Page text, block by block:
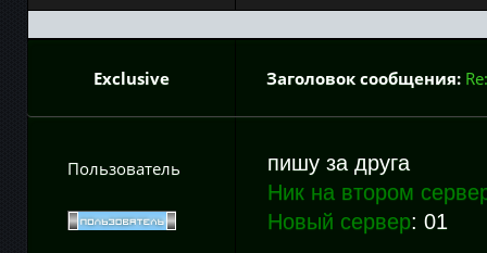
Exclusive Заголовок сообщения:
Пользователь
пишу за друга
Ник на втором
Новый сервер: 01